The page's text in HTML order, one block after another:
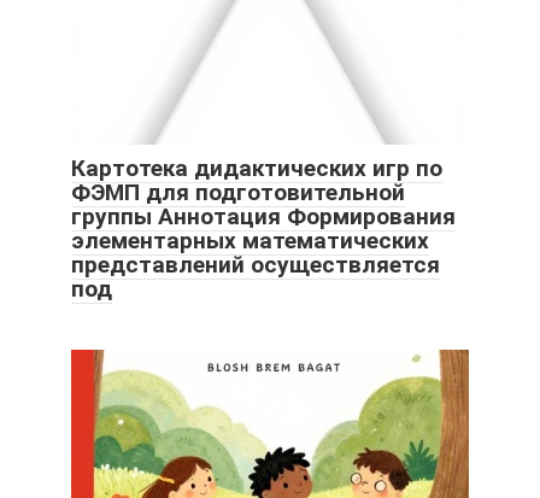
Картотека дидактических игр по
ФЭМП для подготовительной
группы Аннотация Формирования
элементарных математических
представлений осуществляется
под